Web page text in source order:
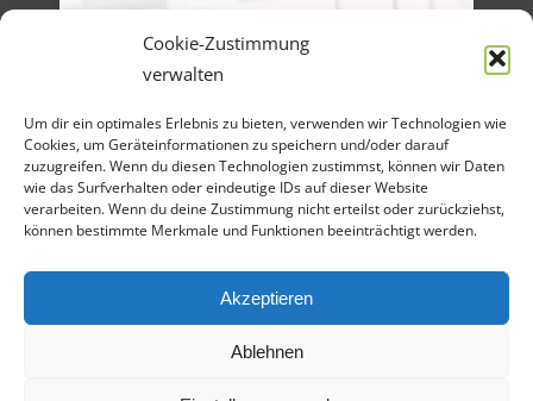
Cookie-Zustimmung
verwalten
Um dir ein optimales Erlebnis zu bieten, verwenden wir Technologien wie
Cookies, um Geräteinformationen zu speichern und/oder darauf
zuzugreifen. Wenn du diesen Technologien zustimmst, können wir Daten
wie das Surfverhalten oder eindeutige IDs auf dieser Website
verarbeiten. Wenn du deine Zustimmung nicht erteilst oder zurückziehst,
können bestimmte Merkmale und Funktionen beeinträchtigt werden.
Akzeptieren
Ablehnen
Artikel-Archiv
Veranstaltungen
Angebote
Bilder-Galerien
Material
Spenden
Kontakt
Datenschutz